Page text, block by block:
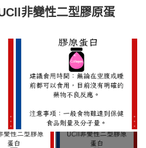
非變性二型膠原蛋